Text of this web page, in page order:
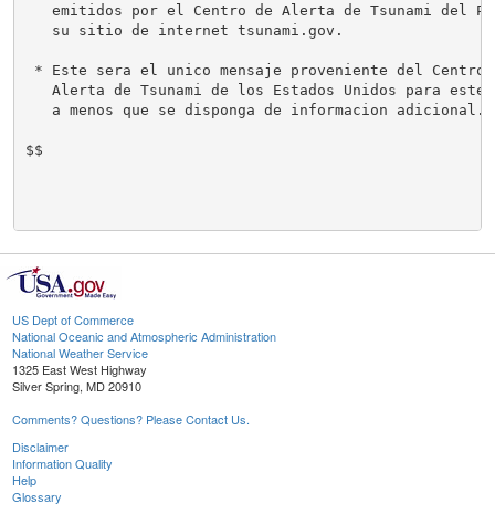
emitidos por el Centro de Alerta de Tsunami del
   su sitio de internet tsunami.gov.
* Este sera el unico mensaje proveniente del Centro
Alerta de Tsunami de los Estados Unidos para este
   a menos que se disponga de informacion adicional.
$$
US Dept of Commerce
National Oceanic and Atmospheric Administration
National Weather Service
1325 East West Highway
Silver Spring, MD 20910
Comments? Questions? Please Contact Us.
Disclaimer
Information Quality
Help
Glossary